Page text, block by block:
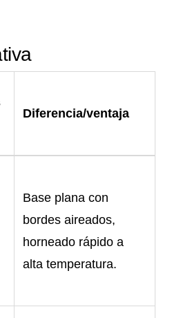
Diferencia/ventaja
Base plana con
bordes aireados,
horneado rápido a
alta temperatura.